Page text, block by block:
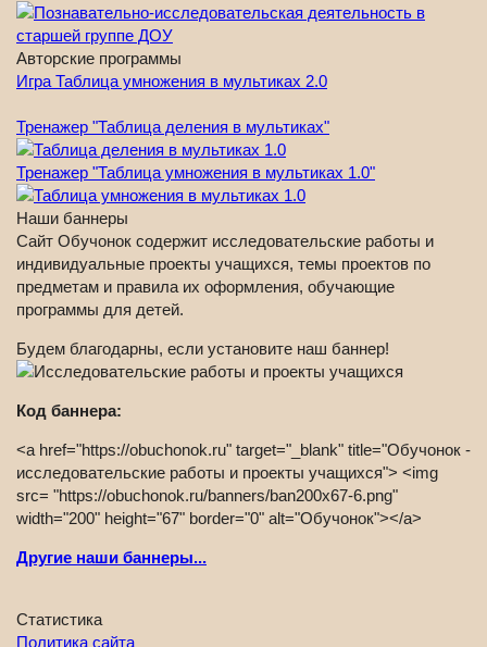
Авторские программы
Игра Таблица умножения в мультиках 2.0
Тренажер "Таблица деления в мультиках"
Тренажер "Таблица умножения в мультиках 1.0"
Наши баннеры
Сайт Обучонок содержит исследовательские работы и
индивидуальные проекты учащихся, темы проектов по
предметам и правила их оформления, обучающие
программы для детей.
Будем благодарны, если установите наш баннер!
Код баннера:
<a href="https://obuchonok.ru" target="_blank" title="Обучонок -
исследовательские работы и проекты учащихся"> <img
src= "https://obuchonok.ru/banners/ban200x67-6.png"
width="200" height="67" border="0" alt="Обучонок"></a>
Другие наши баннеры...
Статистика
Политика сайта